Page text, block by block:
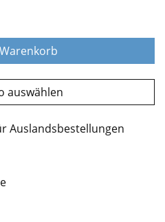
auswählen
Auslandsbestellungen